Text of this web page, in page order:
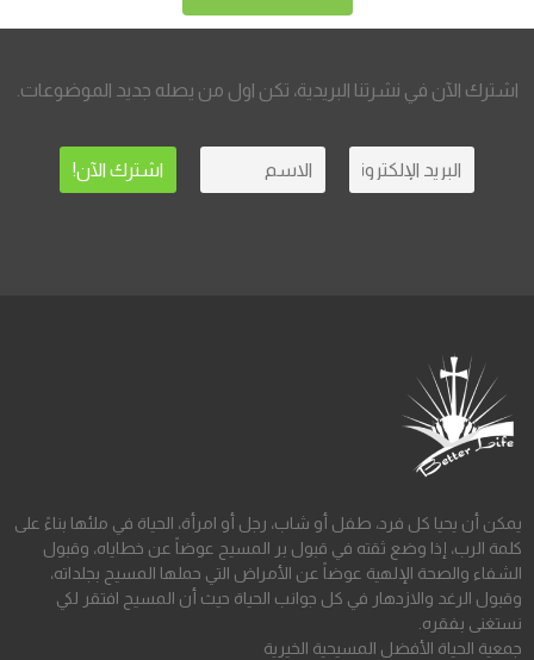
اشترك الآن في نشرتنا البريدية، تكن اول من يصله جديد الموضوعات.
يمكن أن يحيا كل فرد، طفل أو شاب، رجل أو امرأة، الحياة في ملئها بناءً على
كلمة الرب، إذا وضع ثقته في قبول بر المسيح عوضاً عن خطاياه، وقبول
الشفاء والصحة الإلهية عوضاً عن الأمراض التي حملها المسيح بجلداته،
وقبول الرغد والازدهار في كل جوانب الحياة حيث أن المسيح افتقر لكي
نستغنى بفقره.
جمعية الحياة الأفضل المسيحية الخيرية